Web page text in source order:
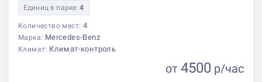
Единиц в парке:4
Количество мест: 4
Марка: Mercedes-Benz
Климат: Климат-контроль
от 4500 р/час